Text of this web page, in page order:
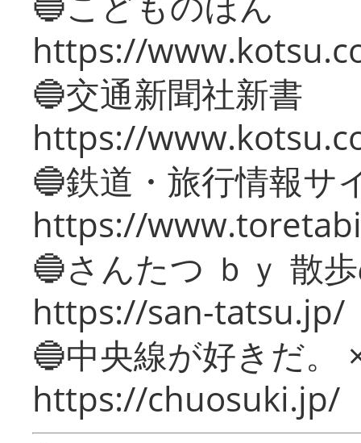
https://
🔵交通新聞社新書
https://
🔵鉄道・旅行情報サ
https://
🔵さんたつ ｂｙ 散
https://san-tatsu.jp/
🔵中央線が好きだ。
https://chuosuki.jp/